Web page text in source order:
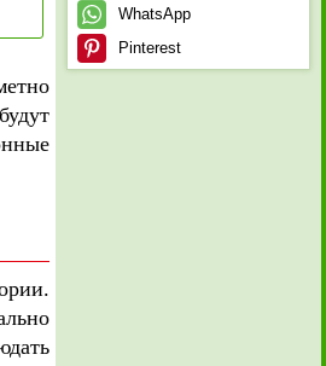
WhatsApp
Pinterest